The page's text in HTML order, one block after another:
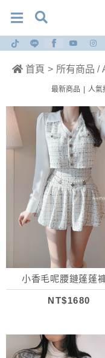
首頁 > 所有商品 /
最新商品 人氣
小香毛呢腰鏈蓬蓬
NT$1680